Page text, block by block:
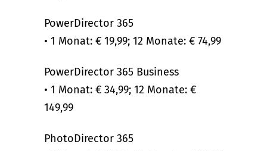
PowerDirector 365
• 1 Monat: € 19,99; 12 Monate: € 74,99
PowerDirector 365 Business
• 1 Monat: € 34,99; 12 Monate: €
149,99
PhotoDirector 365